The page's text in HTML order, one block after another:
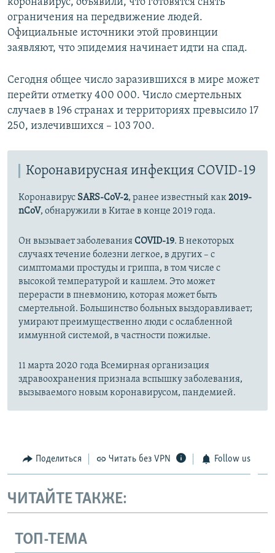
ограничения на передвижение людей.
Официальные источники этой провинции
заявляют, что эпидемия начинает идти на спад.
Сегодня общее число заразившихся в мире может
перейти отметку 400 000. Число смертельных
случаев в 196 странах и территориях превысило 17
250, излечившихся – 103 700.
Коронавирусная инфекция COVID-19
Коронавирус SARS-CoV-2, ранее известный как2019-
nCoV, обнаружили в Китае в конце 2019 года.
Он вызывает заболеванияCOVID-19. В некоторых
случаях течение болезни легкое, в других – с
симптомами простуды и гриппа, в том числе с
высокой температурой и кашлем. Это может
перерасти в пневмонию, которая может быть
смертельной. Большинство больных выздоравливает;
умирают преимущественно люди с ослабленной
иммунной системой, в частности пожилые.
11 марта 2020 года Всемирная организация
здравоохранения признала вспышку заболевания,
вызываемого новым коронавирусом, пандемией.
Поделиться Читать без VPN Follow us
ЧИТАЙТЕ ТАКЖЕ:
ТОП-ТЕМА